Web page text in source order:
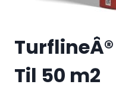
Til 50 m2